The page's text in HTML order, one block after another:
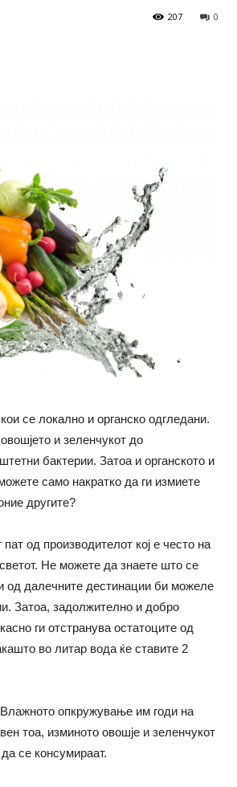
0
207
се локално и органско одгледани.
и зеленчукот до
бактерии. Затоа и органското и
само накратко да ги измиете
другите?
од производителот кој е често на
Не можете да знаете што се
од далечните дестинации би можеле
Затоа, задолжително и добро
ги отстранува остатоците од
во литар вода ќе ставите 2
опкружување им годи на
тоа, изминото овошје и зеленчукот
се консумираат.